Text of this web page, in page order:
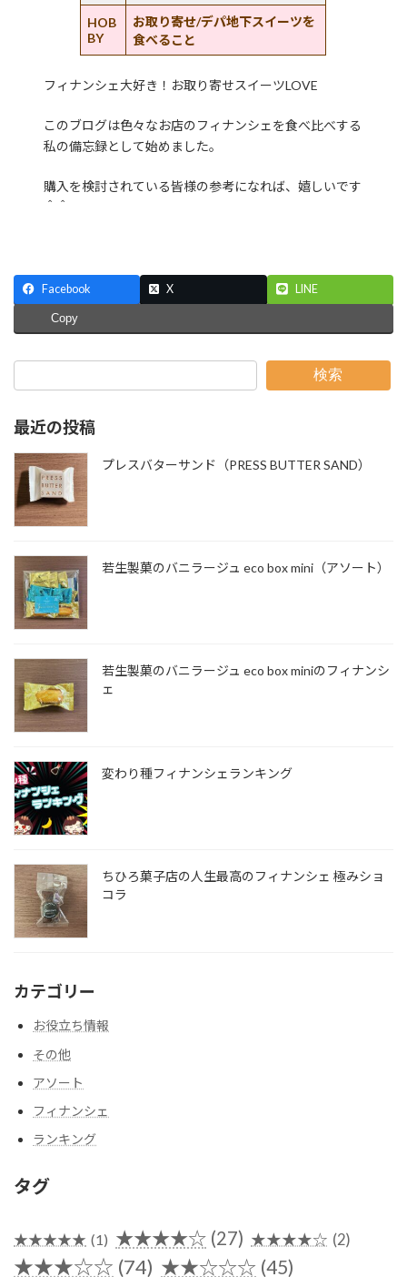
HOB
BY
お取り寄せ/デパ地下スイーツを
食べること
フィナンシェ大好き！お取り寄せスイーツLOVE
このブログは色々なお店のフィナンシェを食べ比べする
私の備忘録として始めました。
購入を検討されている皆様の参考になれば、嬉しいです
＾＾
Facebook X LINE
Copy
検索
最近の投稿
プレスバターサンド（PRESS BUTTER SAND）
若生製菓のバニラージュ eco box mini（アソート）
若生製菓のバニラージュ eco box miniのフィナンシ
ェ
変わり種フィナンシェランキング
ちひろ菓子店の人生最高のフィナンシェ 極みショ
コラ
カテゴリー
お役立ち情報
その他
アソート
フィナンシェ
ランキング
タグ
★★★★★ (1) ★★★★☆ (27) ★★★★☆ (2)
★★★☆☆ (74) ★★☆☆☆ (45)